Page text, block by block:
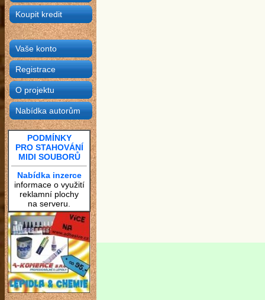
Koupit kredit
Vaše konto
Registrace
O projektu
Nabídka autorům
PODMÍNKY
PRO STAHOVÁNÍ
MIDI SOUBORŮ
Nabídka inzerce
informace o využití
reklamní plochy
na serveru.